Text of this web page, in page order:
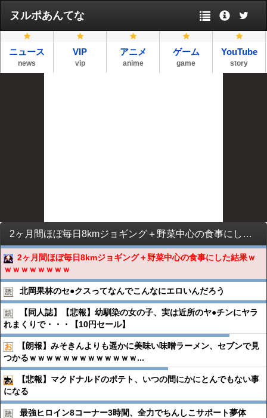
ヌルポあんてな
ニュース
news
VIP
vip
アニメ
anime
ゲーム
game
YouTube
story
2ヶ月間ほぼ毎日8kmジョギング＋野菜中心の食事にした結果ｗｗｗｗｗｗｗｗｗ
2ヶ月間ほぼ毎日8kmジョギング＋野菜中心の食事にした結果ｗ
ｗｗｗｗｗｗｗｗ
北岡果林のセ●︎クスってなんでこんなにエロいんだろう
【同人誌】【悲報】幼馴染の女の子、実は近所のヤ●︎チンにヤラ
れまくりで・・・【10円セール】
【朗報】みそきんよりも遥かに美味い味噌ラーメン、セブンで見
つかるｗｗｗｗｗｗｗｗｗｗｗｗｗ...
【悲報】マクドナルドのポテト、いつの間にかにとんでもない事
になる
最強ヒロイン8コーナー3時間、全力でちんしこサポート夢体